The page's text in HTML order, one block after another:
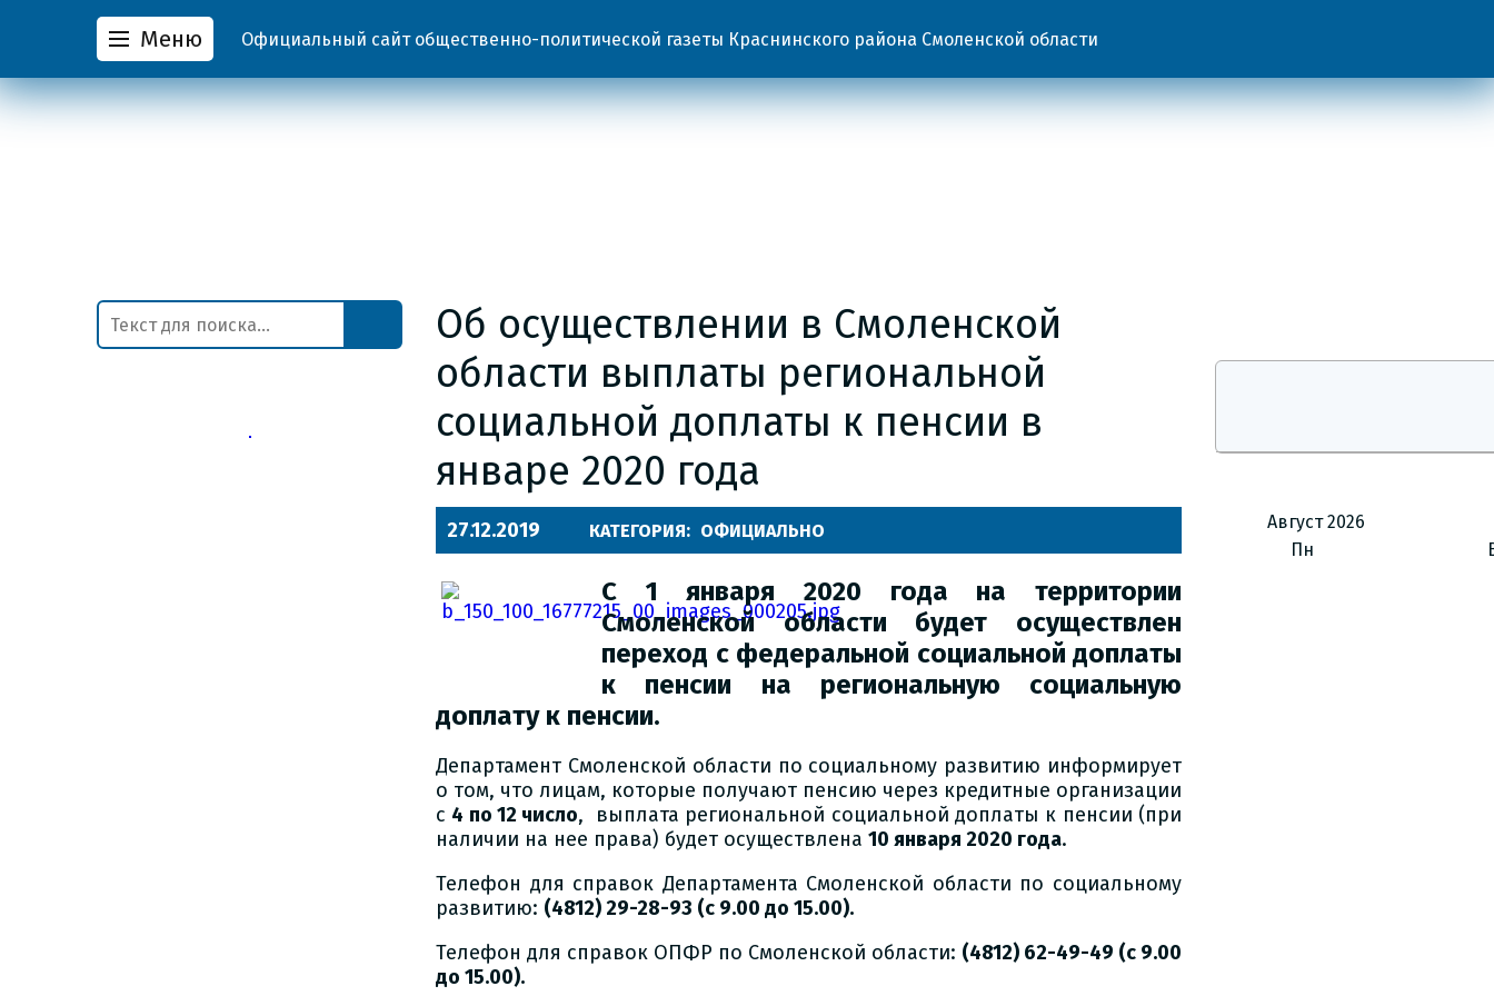
Меню Официальный сайт общественно-политической газеты Краснинского района Смоленской области
Об осуществлении в Смоленской
области выплаты региональной
социальной доплаты к пенсии в
январе 2020 года
27.12.2019 КАТЕГОРИЯ: ОФИЦИАЛЬНО
С 1 января 2020 года на территории
Смоленской области будет осуществлен
переход с федеральной социальной доплаты
к пенсии на региональную социальную
доплатук пенсии.
Департамент Смоленской области по социальному развитию информирует
о том, что лицам, которые получают пенсию через кредитные организации
с 4 по 12 число, выплата региональной социальной доплаты к пенсии (при
наличии на нее права) будет осуществлена 10 января 2020 года.
Телефон для справок Департамента Смоленской области по социальному
развитию: (4812) 29-28-93 (с 9.00 до 15.00).
Телефон для справок ОПФР по Смоленской области: (4812) 62-49-49 (с 9.00
до 15.00).
Август 2026
Пн